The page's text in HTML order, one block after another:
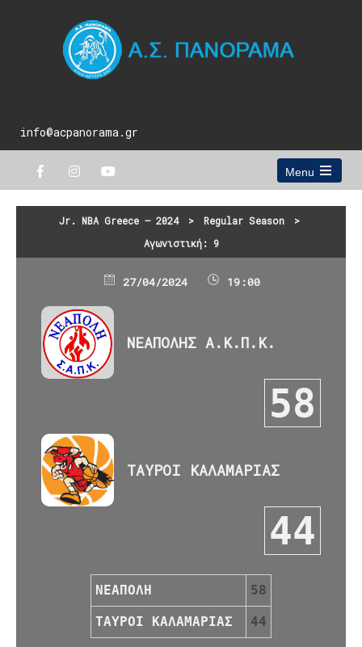
info@acpanorama.gr
Menu
Open
main
Jr. NBA Greece – 2024 > Regular Season
>
Αγωνιστική: 9
27/04/2024 19:00
ΝΕΑΠΟΛΗΣ Α.Κ.Π.Κ.
58
ΤΑΥΡΟΙ ΚΑΛΑΜΑΡΙΑΣ
44
ΝΕΑΠΟΛΗ 58
ΤΑΥΡΟΙ ΚΑΛΑΜΑΡΙΑΣ 44